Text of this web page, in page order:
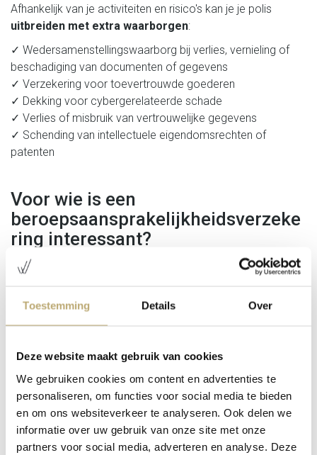
Toestemming Details Over
Deze website maakt gebruik van cookies
We gebruiken cookies om content en advertenties te
personaliseren, om functies voor social media te bieden
en om ons websiteverkeer te analyseren. Ook delen we
informatie over uw gebruik van onze site met onze
partners voor social media, adverteren en analyse. Deze
Afhankelijk van je activiteiten en risico's kan je je polis
uitbreiden met extra waarborgen:
✓ Wedersamenstellingswaarborg bij verlies, vernieling of
beschadiging van documenten of gegevens
✓ Verzekering voor toevertrouwde goederen
✓ Dekking voor cybergerelateerde schade
✓ Verlies of misbruik van vertrouwelijke gegevens
✓ Schending van intellectuele eigendomsrechten of
patenten
Voor wie is een
beroepsaansprakelijkheidsverzeke
ring interessant?
Voor sommige beroepen is een
denk aan:
－ Boekhouders en accountants
－ Juridische beroepen
－ Reisorganisatoren
Maar ook voor consultants, IT'ers, coaches,
marketingexperts of zorgverleners is deze verzekering een